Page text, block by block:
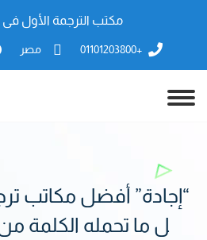
مكتب الترجمة الأول فى
+01101203800 مصر
“إجادة” أفضل مكاتب
ل ما تحمله الكلمة